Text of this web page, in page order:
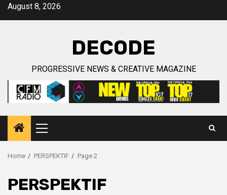
SkipAugust 8, 2026
DECODE
PROGRESSIVE NEWS & CREATIVE MAGAZINE
Primary
Menu
Home PERSPEKTIF Page 2
PERSPEKTIF